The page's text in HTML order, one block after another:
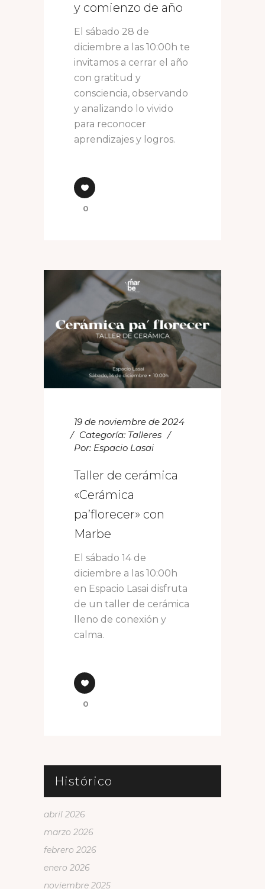
y comienzo de año
El sábado 28 de
diciembre a las 10:00h te
invitamos a cerrar el año
con gratitud y
consciencia, observando
y analizando lo vivido
para reconocer
aprendizajes y logros.
0
19 de noviembre de 2024
Categoría: Talleres
Por: Espacio Lasai
Taller de cerámica
«Cerámica
pa’florecer» con
Marbe
El sábado 14 de
diciembre a las 10:00h
en Espacio Lasai disfruta
de un taller de cerámica
lleno de conexión y
calma.
0
Histórico
abril 2026
marzo 2026
febrero 2026
enero 2026
noviembre 2025